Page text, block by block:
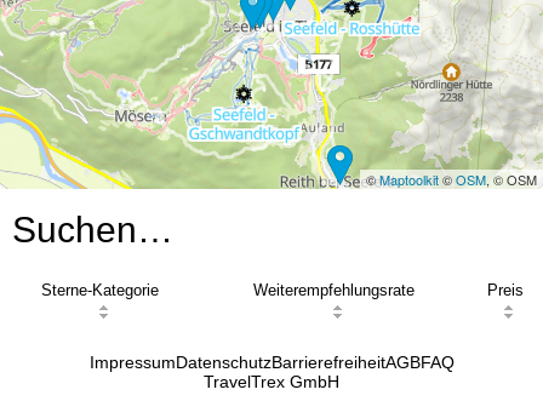
©Maptoolkit©OSM, © OSM
Suchen…
Sterne-Kategorie Weiterempfehlungsrate Preis
ImpressumDatenschutzBarrierefreiheitAGBFAQ
TravelTrex GmbH